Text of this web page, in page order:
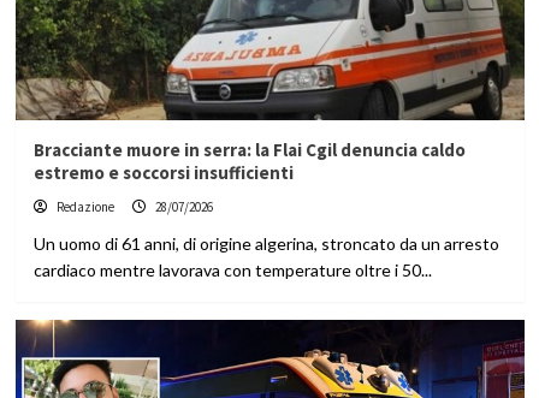
Bracciante muore in serra: la Flai Cgil denuncia caldo
estremo e soccorsi insufficienti
Redazione 28/07/2026
Un uomo di 61 anni, di origine algerina, stroncato da un arresto
cardiaco mentre lavorava con temperature oltre i 50...